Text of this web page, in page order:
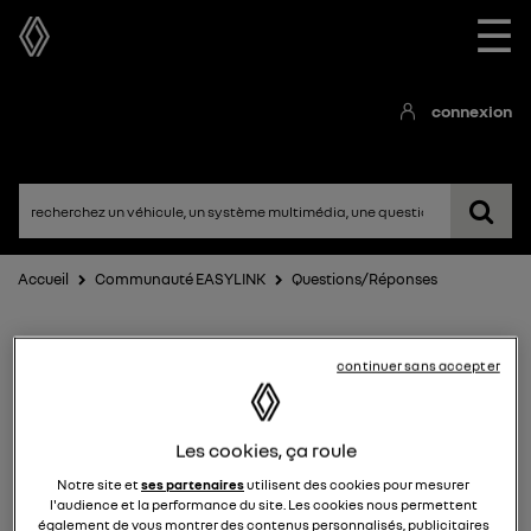
☰
connexion
Accueil Communauté EASYLINK Questions/Réponses
EASYLINK
Les cookies, ça roule
Notre site etses partenairesutilisent des cookies pour mesurer
l'audience et la performance du site. Les cookies nous permettent
également de vous montrer des contenus personnalisés, publicitaires
continuer sans accepter